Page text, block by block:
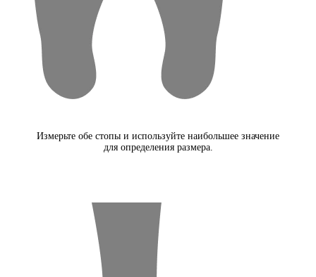
Измерьте обе стопы и используйте наибольшее значение
для определения размера.